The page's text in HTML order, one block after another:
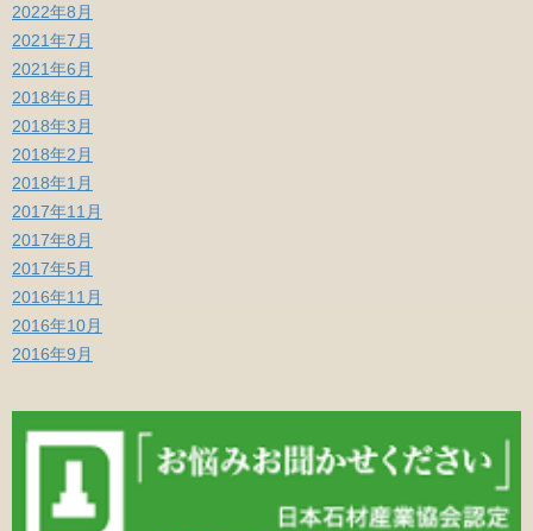
2022年8月
2021年7月
2021年6月
2018年6月
2018年3月
2018年2月
2018年1月
2017年11月
2017年8月
2017年5月
2016年11月
2016年10月
2016年9月